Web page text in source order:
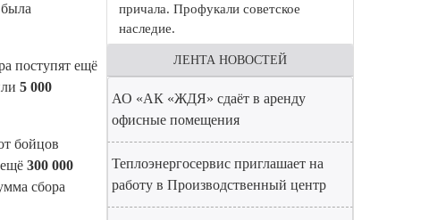
поступят ещё
5 000
бойцов
300 000
сбора
причала. Профукали советское
наследие.
ЛЕНТА НОВОСТЕЙ
АО «АК «ЖДЯ» сдаёт в аренду
офисные помещения
Теплоэнергосервис приглашает на
работу в Производственный центр